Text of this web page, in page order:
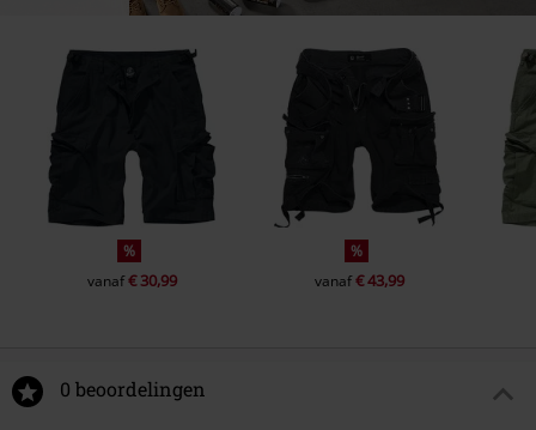
%
vanaf€ 30,99
%
vanaf€ 43,99
0 beoordelingen